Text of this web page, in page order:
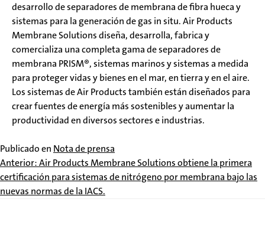
desarrollo de separadores de membrana de fibra hueca y
sistemas para la generación de gas in situ. Air Products
Membrane Solutions diseña, desarrolla, fabrica y
comercializa una completa gama de separadores de
membrana PRISM®, sistemas marinos y sistemas a medida
para proteger vidas y bienes en el mar, en tierra y en el aire.
Los sistemas de Air Products también están diseñados para
crear fuentes de energía más sostenibles y aumentar la
productividad en diversos sectores e industrias.
Publicado en Nota de prensa
Navegación
de
Anterior:Air Products Membrane Solutions obtiene la primera
certificación para sistemas de nitrógeno por membrana bajo las
nuevas normas de la IACS.